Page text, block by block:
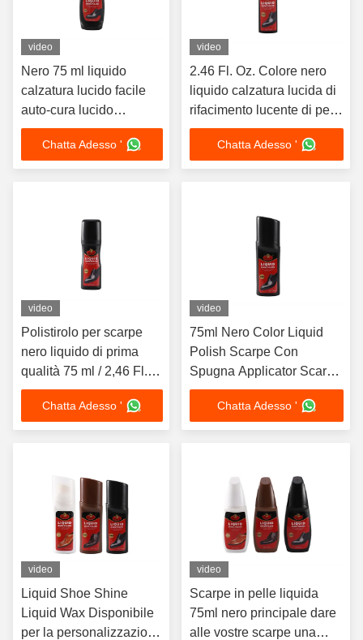
video
Nero 75 ml liquido
calzatura lucido facile
auto-cura lucido
incorporato in spugna
applicatore Top 3 colori
personalizzati
Chatta Adesso '
video
2.46 Fl. Oz. Colore nero
liquido calzatura lucida di
rifacimento lucente di pelle
Scarpe Scarpe lucide di
pelle Carnauba Nutri
Chatta Adesso '
video
Polistirolo per scarpe
nero liquido di prima
qualità 75 ml / 2,46 Fl.
Oz. Cera in pelle
istantanea con
applicatore di spugna
Chatta Adesso '
video
75ml Nero Color Liquid
Polish Scarpe Con
Spugna Applicator Scarpe
Brillante Cura Per
Combattere Stivali Cina
Fabbrica OEM
Chatta Adesso '
video
Liquid Shoe Shine
Liquid Wax Disponibile
per la personalizzazione
video
Scarpe in pelle liquida
75ml nero principale dare
alle vostre scarpe una